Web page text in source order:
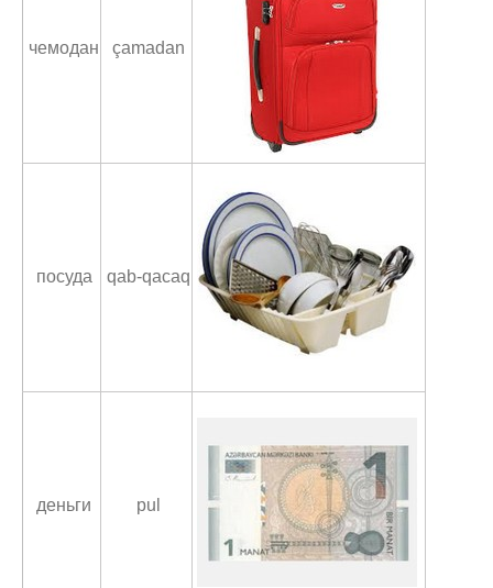
чемодан çamadan
посуда qab-qacaq
деньги pul